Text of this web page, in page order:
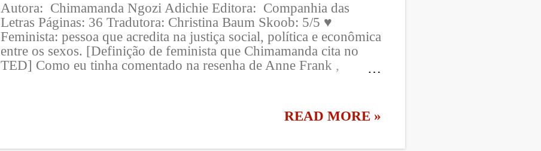
Autora: Chimamanda Ngozi Adichie Editora: Companhia das
Letras Páginas: 36 Tradutora: Christina Baum Skoob: 5/5 ♥
Feminista: pessoa que acredita na justiça social, política e econômica
entre os sexos. [Definição de feminista que Chimamanda cita no
TED] Como eu tinha comentado na resenha de Anne Frank ,
discriminação por ser mulher e sempre namorei homens que me
tratavam com respeito e justiça. Foi com a leitura ~ essa linda ~ que
READ MORE »